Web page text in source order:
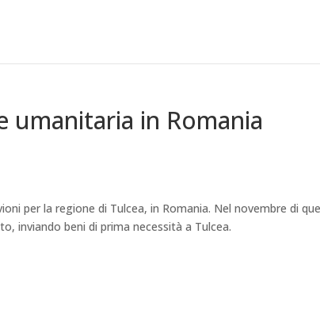
umanitaria in Romania
per la regione di Tulcea, in Romania. Nel novembre di
inviando beni di prima necessità a Tulcea.